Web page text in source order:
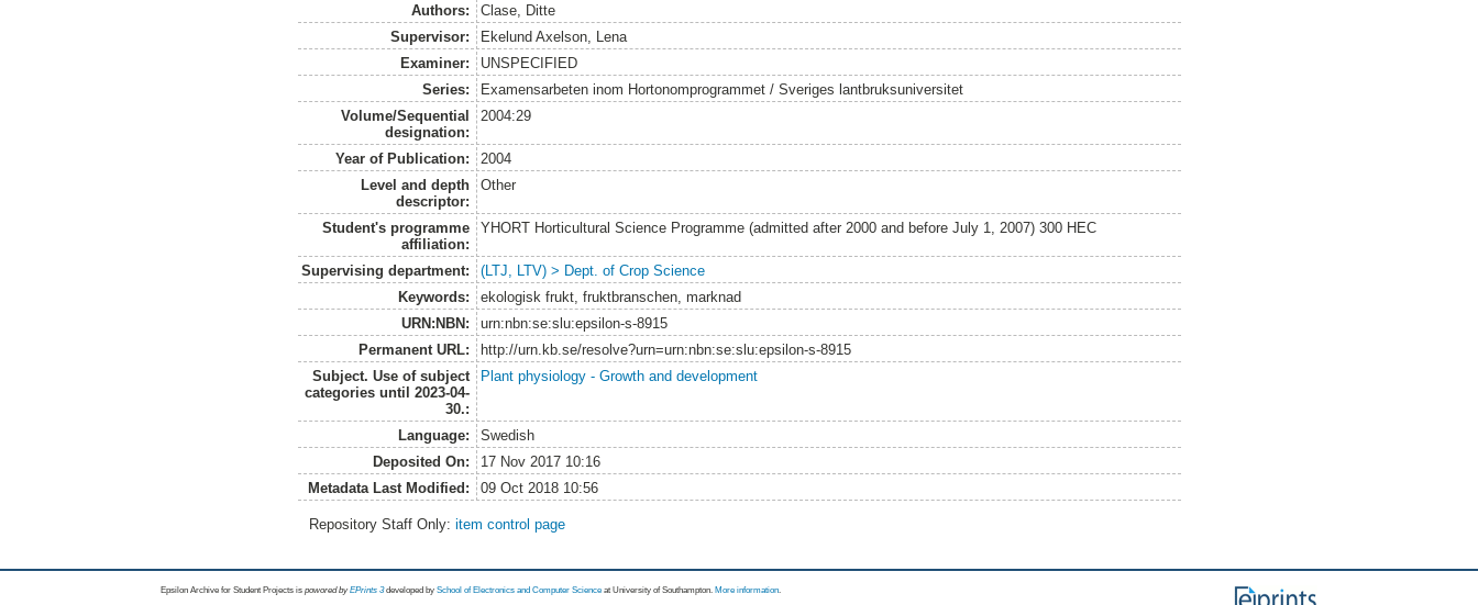
Authors:
Clase, Ditte
Supervisor:
Ekelund Axelson, Lena
Examiner:
UNSPECIFIED
Series:
Examensarbeten inom Hortonomprogrammet / Sveriges lantbruksuniversitet
Volume/Sequential
designation:
2004:29
Year of Publication:
2004
Level and depth
descriptor:
Other
Student's programme
affiliation:
YHORT Horticultural Science Programme (admitted after 2000 and before July 1, 2007) 300 HEC
Supervising department:
(LTJ, LTV) > Dept. of Crop Science
Keywords:
ekologisk frukt, fruktbranschen, marknad
URN:NBN:
urn:nbn:se:slu:epsilon-s-8915
Permanent URL:
http://urn.kb.se/resolve?urn=urn:nbn:se:slu:epsilon-s-8915
Subject. Use of subject
categories until 2023-04-
30.:
Plant physiology - Growth and development
Language:
Swedish
Deposited On:
17 Nov 2017 10:16
Metadata Last Modified:
09 Oct 2018 10:56
Repository Staff Only:item control page
Epsilon Archive for Student Projects is powored byEPrints 3 developed by School of Electronics and Computer Science at University of Southampton. More information.